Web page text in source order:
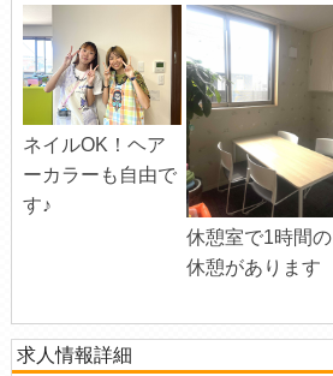
ネイルOK！ヘア
ーカラーも自由で
す♪
休憩室で1時間の
休憩があります
求人情報詳細